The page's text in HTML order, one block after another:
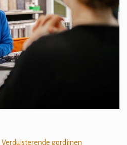
Verduisterende gordijnen